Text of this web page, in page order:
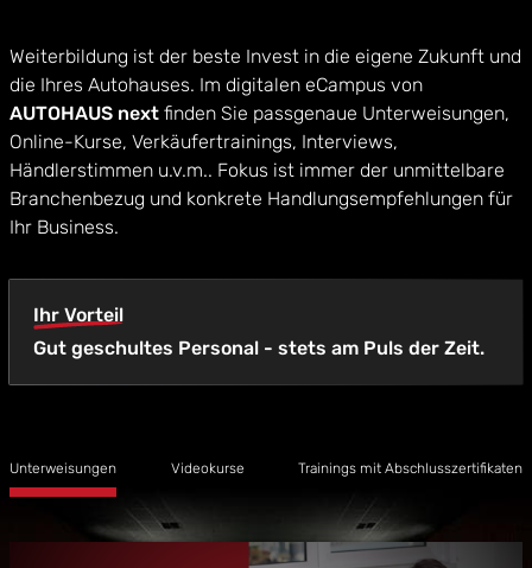
Weiterbildung ist der beste Invest in die eigene Zukunft und
die Ihres Autohauses. Im digitalen eCampus von
AUTOHAUS next finden Sie passgenaue Unterweisungen,
Online-Kurse, Verkäufertrainings, Interviews,
Händlerstimmen u.v.m.. Fokus ist immer der unmittelbare
Branchenbezug und konkrete Handlungsempfehlungen für
Ihr Business.
Ihr Vorteil
Gut geschultes Personal - stets am Puls der Zeit.
Unterweisungen Videokurse Trainings mit Abschlusszertifikaten